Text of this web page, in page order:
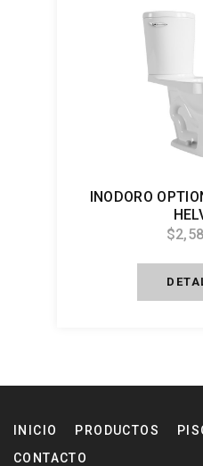
INODORO
INICIO PRODUCTOS
CONTACTO